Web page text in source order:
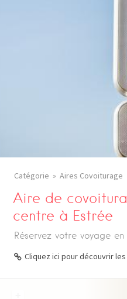
Catégorie Aires Covoiturage
Aire de
centre à Estrée
Réservez votre voyage
Cliquez ici pour découvrir